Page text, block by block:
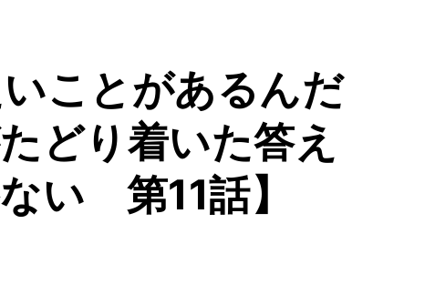
ことがあるんだ
どり着いた答え
い 第11話】